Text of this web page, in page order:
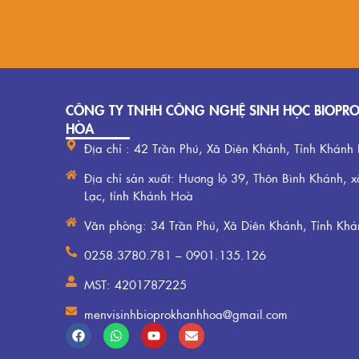
CÔNG TY TNHH CÔNG NGHỆ SINH HỌC
HÒA
Địa chỉ : 42 Trần Phú, Xã Diên Khánh, Tỉnh Khánh
Địa chỉ sản xuất: Hương lộ 39, Thôn Bình Khánh,
Lạc, tỉnh Khánh Hoà
Văn phòng: 34 Trần Phú, Xã Diên Khánh, Tỉnh
0258.3780.781 – 0901.135.126
MST: 4201787225
menvisinhbioprokhanhhoa@gmail.com